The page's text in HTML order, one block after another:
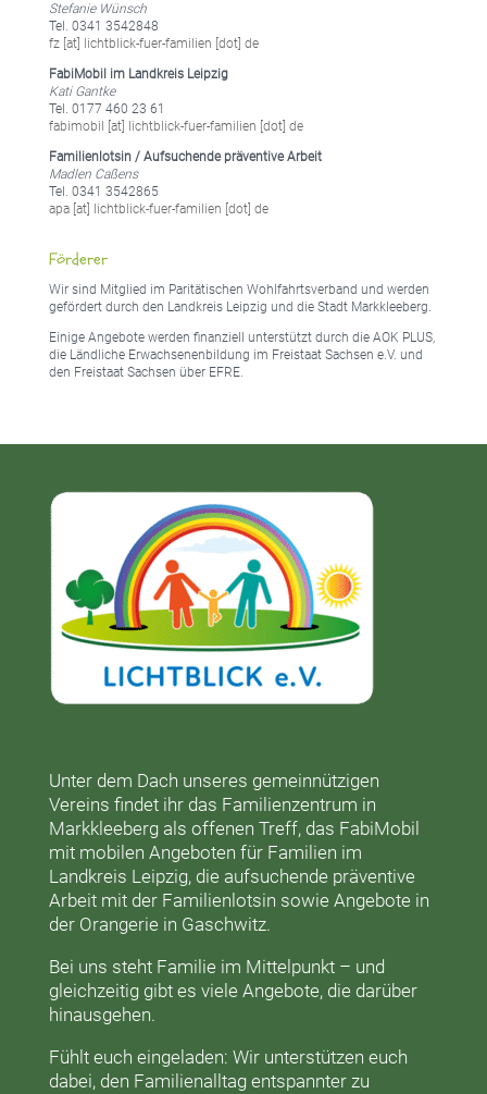
Stefanie Wünsch
Tel. 0341 3542848
fz [at] lichtblick-fuer-familien [dot] de
FabiMobil im Landkreis Leipzig
Kati Gantke
Tel. 0177 460 23 61
fabimobil [at] lichtblick-fuer-familien [dot] de
Familienlotsin / Aufsuchende präventive Arbeit
Madlen Caßens
Tel. 0341 3542865
apa [at] lichtblick-fuer-familien [dot] de
Förderer
Wir sind Mitglied im Paritätischen Wohlfahrtsverband und werden
gefördert durch den Landkreis Leipzig und die Stadt Markkleeberg.
Einige Angebote werden finanziell unterstützt durch die AOK PLUS,
die Ländliche Erwachsenenbildung im Freistaat Sachsen e.V. und
den Freistaat Sachsen über EFRE.
Unter dem Dach unseres gemeinnützigen
Vereins findet ihr das Familienzentrum in
Markkleebergals offenen Treff, das FabiMobil
mit mobilen Angeboten für Familien im
Landkreis Leipzig, die aufsuchende präventive
Arbeit mit der Familienlotsin sowie Angebote in
der Orangeriein Gaschwitz.
Bei uns steht Familie im Mittelpunkt – und
gleichzeitig gibt es viele Angebote, die darüber
hinausgehen.
Fühlt euch eingeladen: Wir unterstützen euch
dabei, den Familienalltag entspannter zu